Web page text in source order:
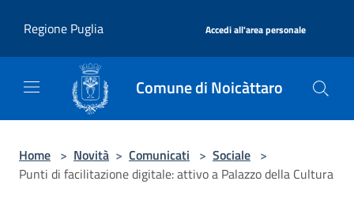
Regione Puglia
Accedi all'area personale
Comune di Noicàttaro
Home > Novità > Comunicati > Sociale >
Punti di facilitazione digitale: attivo a Palazzo della Cultura